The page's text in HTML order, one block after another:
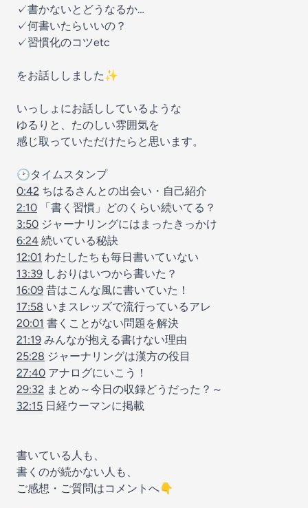
✓書かないとどうなるか…
✓何書いたらいいの？
✓習慣化のコツetc
をお話ししました✨
いっしょにお話ししているような
ゆるりと、たのしい雰囲気を
感じ取っていただけたらと思います。
🕑タイムスタンプ
0:42 ちはるさんとの出会い・自己紹介
2:10 「書く習慣」どのくらい続いてる？
3:50 ジャーナリングにはまったきっかけ
6:24 続いている秘訣
12:01 わたしたちも毎日書いていない
13:39 しおりはいつから書いた？
16:09 昔はこんな風に書いていた！
17:58 いまスレッズで流行っているアレ
20:01 書くことがない問題を解決
21:19 みんなが抱える書けない理由
25:28 ジャーナリングは漢方の役目
27:40 アナログにいこう！
29:32 まとめ～今日の収録どうだった？～
32:15 日経ウーマンに掲載
書いている人も、
書くのが続かない人も、
ご感想・ご質問はコメントへ👇